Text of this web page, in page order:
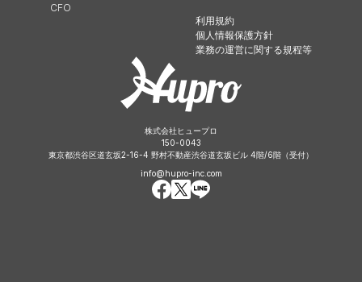
CFO
利用規約
個人情報保護方針
業務の運営に関する規程等
株式会社ヒュープロ
150-0043
東京都渋谷区道玄坂2-16-4 野村不動産渋谷道玄坂ビル 4階/6階（受付）
info@hupro-inc.com